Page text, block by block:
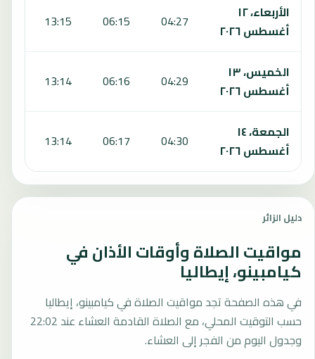
الأربعاء، ١٢
أغسطس ٢٠٢٦
04:27
06:15
13:15
الخميس، ١٣
أغسطس ٢٠٢٦
04:29
06:16
13:14
الجمعة، ١٤
أغسطس ٢٠٢٦
04:30
06:17
13:14
دليل الزائر
مواقيت الصلاة وأوقات الأذان في
كيامبينو، إيطاليا
في هذه الصفحة تجد مواقيت الصلاة في كيامبينو، إيطاليا
حسب التوقيت المحلي، مع الصلاة القادمة العشاء عند 22:02
وجدول اليوم من الفجر إلى العشاء.